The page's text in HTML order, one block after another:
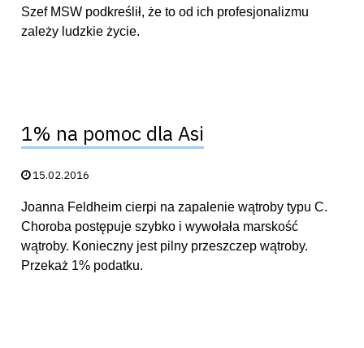
Szef MSW podkreślił, że to od ich profesjonalizmu
zależy ludzkie życie.
1% na pomoc dla Asi
Data publikacji:
15.02.2016
Joanna Feldheim cierpi na zapalenie wątroby typu C.
Choroba postępuje szybko i wywołała marskość
wątroby. Konieczny jest pilny przeszczep wątroby.
Przekaż 1% podatku.